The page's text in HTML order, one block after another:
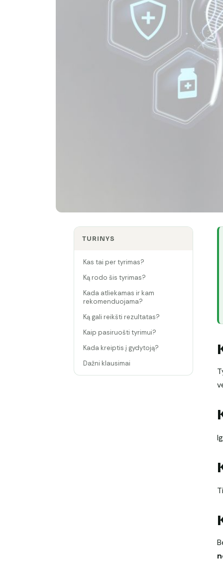
TURINYS
Kas tai per tyrimas?
Ką rodo šis tyrimas?
Kada atliekamas ir kam
rekomenduojama?
Ką gali reikšti rezultatas?
Kaip pasiruošti tyrimui?
Kada kreiptis į gydytoją?
Dažni klausimai